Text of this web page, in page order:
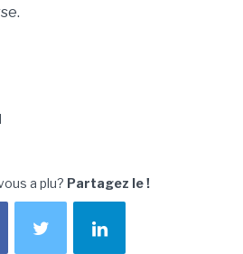
a plu? Partagez le !